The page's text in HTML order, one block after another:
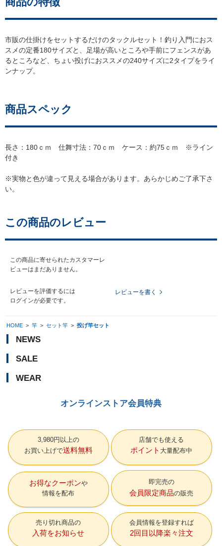
市販の仕掛けをセットするだけのタックルセット！釣り入門におス
スメの定番180サイズと、足場が高いところや手前にフェンスがあ
るところなど、ちょい投げにおススメの240サイズに2タイプをライ
ンナップ。
商品スペック
長さ：180ｃｍ 仕舞寸法：70ｃｍ ケース：約75ｃｍ ※ライン
付き
※実物と色が違って見える場合があります。あらかじめご了承下さ
い。
この商品のレビュー
この商品に寄せられたカスタマーレ
ビューはまだありません。
レビューを評価するには
ログインが必要です。
レビューを書く
HOME > 竿 > セット竿 > 投げ竿セット
NEWS
SALE
WEAR
オンラインストア会員特典
3,980円以上の
お買い上げで送料無料
店舗でも使える
ポイント 大量配布中
お得なクーポン
情報を配布
即完売の
会員限定商品の販売
売り切れ商品の
入荷をお知らせ
会員情報を登録すれば
2回目以降楽々注文